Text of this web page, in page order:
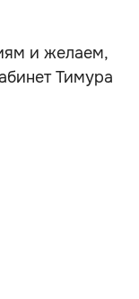
и желаем,
Тимура